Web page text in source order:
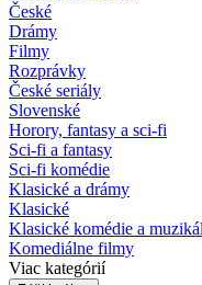
České
Drámy
Filmy
Rozprávky
České seriály
Slovenské
Horory, fantasy a sci-fi
Sci-fi a fantasy
Sci-fi komédie
Klasické a drámy
Klasické
Klasické komédie a
Komediálne filmy
Viac kategórií